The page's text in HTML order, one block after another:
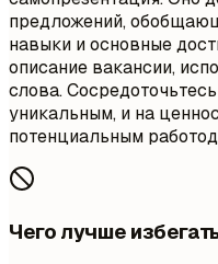
предложений,
навыки и основные
описание вакансии,
слова.
уникальным, и на
потенциальным
Чего лучше